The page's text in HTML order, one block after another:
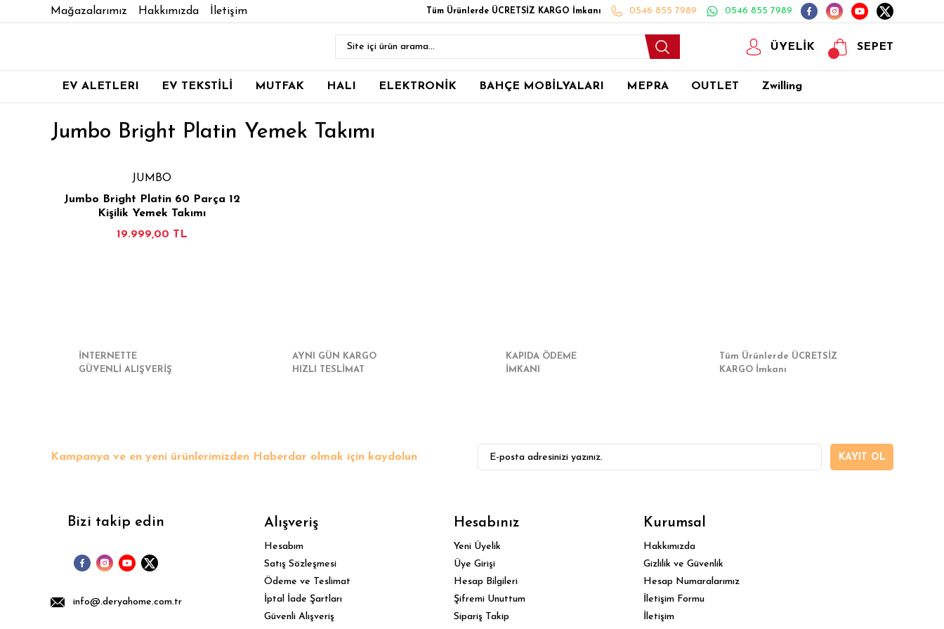
Mağazalarımız Hakkımızda İletişim Tüm Ürünlerde ÜCRETSİZ KARGO İmkanı 0546 855 7989 0546 855 7989
ÜYELİK SEPET
EV ALETLERI EV TEKSTİLİ MUTFAK HALI ELEKTRONİK BAHÇE MOBİLYALARI MEPRA OUTLET Zwilling
Jumbo Bright Platin Yemek Takımı
JUMBO
Jumbo Bright Platin 60 Parça 12
Kişilik Yemek Takımı
19.999,00 TL
İNTERNETTE
GÜVENLİ ALIŞVERİŞ
AYNI GÜN KARGO
HIZLI TESLİMAT
KAPIDA ÖDEME
İMKANI
Tüm Ürünlerde ÜCRETSİZ
KARGO İmkanı
Kampanya ve en yeni ürünlerimizden Haberdar olmak için kaydolun KAYIT OL
Bizi takip edin
info@.deryahome.com.tr
Alışveriş
Hesabım
Satış Sözleşmesi
Ödeme ve Teslimat
İptal İade Şartları
Güvenli Alışveriş
Hesabınız
Yeni Üyelik
Üye Girişi
Hesap Bilgileri
Şifremi Unuttum
Sipariş Takip
Kurumsal
Hakkımızda
Gizlilik ve Güvenlik
Hesap Numaralarımız
İletişim Formu
İletişim